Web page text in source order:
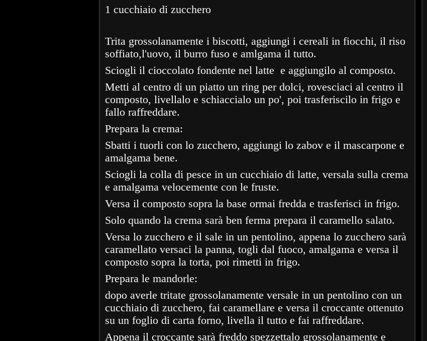
1 cucchiaio di zucchero
Trita grossolanamente i biscotti, aggiungi i cereali in fiocchi, il riso
soffiato,l'uovo, il burro fuso e amlgama il tutto.
Sciogli il cioccolato fondente nel latte e aggiungilo al composto.
Metti al centro di un piatto un ring per dolci, rovesciaci al centro il
composto, livellalo e schiaccialo un po', poi trasferiscilo in frigo e
fallo raffreddare.
Prepara la crema:
Sbatti i tuorli con lo zucchero, aggiungi lo zabov e il mascarpone e
amalgama bene.
Sciogli la colla di pesce in un cucchiaio di latte, versala sulla crema
e amalgama velocemente con le fruste.
Versa il composto sopra la base ormai fredda e trasferisci in frigo.
Solo quando la crema sarà ben ferma prepara il caramello salato.
Versa lo zucchero e il sale in un pentolino, appena lo zucchero sarà
caramellato versaci la panna, togli dal fuoco, amalgama e versa il
composto sopra la torta, poi rimetti in frigo.
Prepara le mandorle:
dopo averle tritate grossolanamente versale in un pentolino con un
cucchiaio di zucchero, fai caramellare e versa il croccante ottenuto
su un foglio di carta forno, livella il tutto e fai raffreddare.
Appena il croccante sarà freddo spezzettalo grossolanamente e